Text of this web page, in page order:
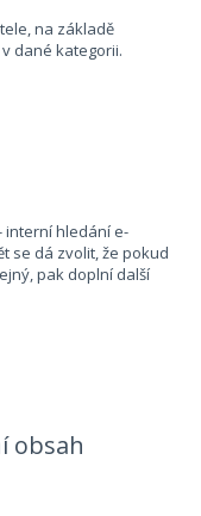
na základě
dané kategorii.
interní hledání e-
se dá zvolit, že pokud
pak doplní další
obsah